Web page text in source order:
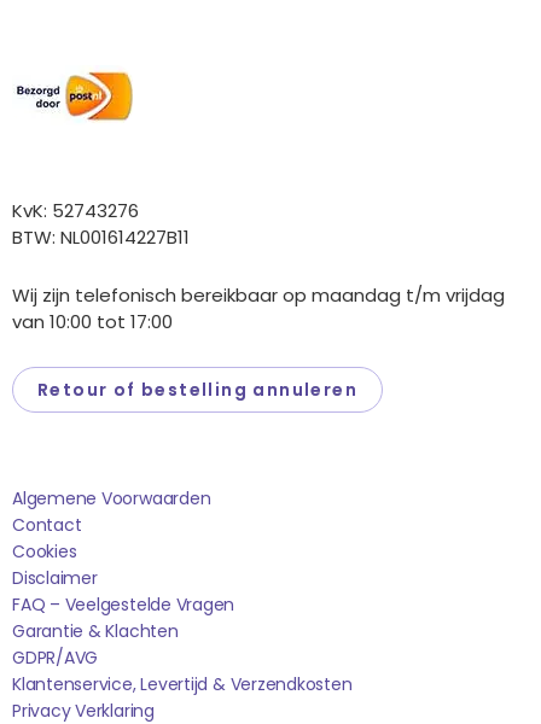
KvK: 52743276
BTW: NL001614227B11
Wij zijn telefonisch bereikbaar op maandag t/m vrijdag
van 10:00 tot 17:00
Retour of bestelling annuleren
Algemene Voorwaarden
Contact
Cookies
Disclaimer
FAQ – Veelgestelde Vragen
Garantie & Klachten
GDPR/AVG
Klantenservice, Levertijd & Verzendkosten
Privacy Verklaring